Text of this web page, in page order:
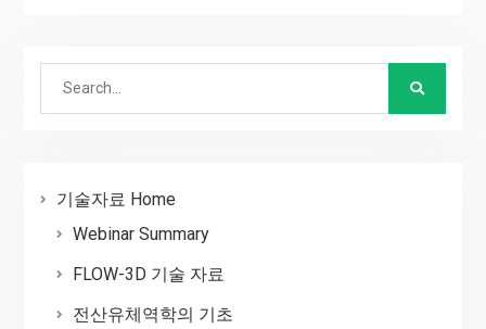
기술자료 Home
Webinar Summary
FLOW-3D 기술 자료
전산유체역학의 기초